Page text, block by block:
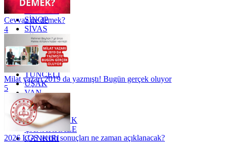
SAMSUN
SİNOP
SİVAS
SİİRT
TEKİRDAĞ
TOKAT
TRABZON
TUNCELİ
UŞAK
VAN
YALOVA
YOZGAT
ZONGULDAK
ÇANAKKALE
ÇANKIRI
Cevvaz ne demek?
4
Milat yazarı 2019 da yazmıştı! Bugün gerçek oluyor
5
2026 LGS tercih sonuçları ne zaman açıklanacak?